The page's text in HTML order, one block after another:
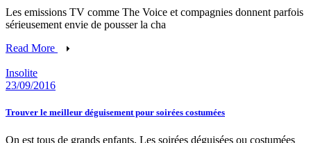
Les emissions TV comme The Voice et compagnies donnent parfois
sérieusement envie de pousser la cha
Read More
Insolite
23/09/2016
Trouver le meilleur déguisement pour soirées costumées
On est tous de grands enfants. Les soirées déguisées ou costumées